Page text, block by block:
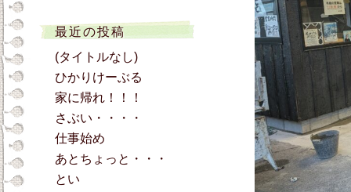
最近の投稿
(タイトルなし)
ひかりけーぶる
家に帰れ！！！
さぶい・・・・
仕事始め
あとちょっと・・・
とい